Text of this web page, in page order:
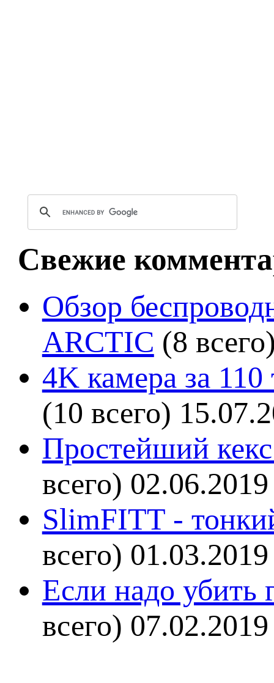
Свежие
Обзор
ARCTIC (8
4K камера за
(10 всего)
Простейший кекс
всего) 02.06.2019
SlimFITT -
всего) 01.03.2019
Если надо убить
всего) 07.02.2019